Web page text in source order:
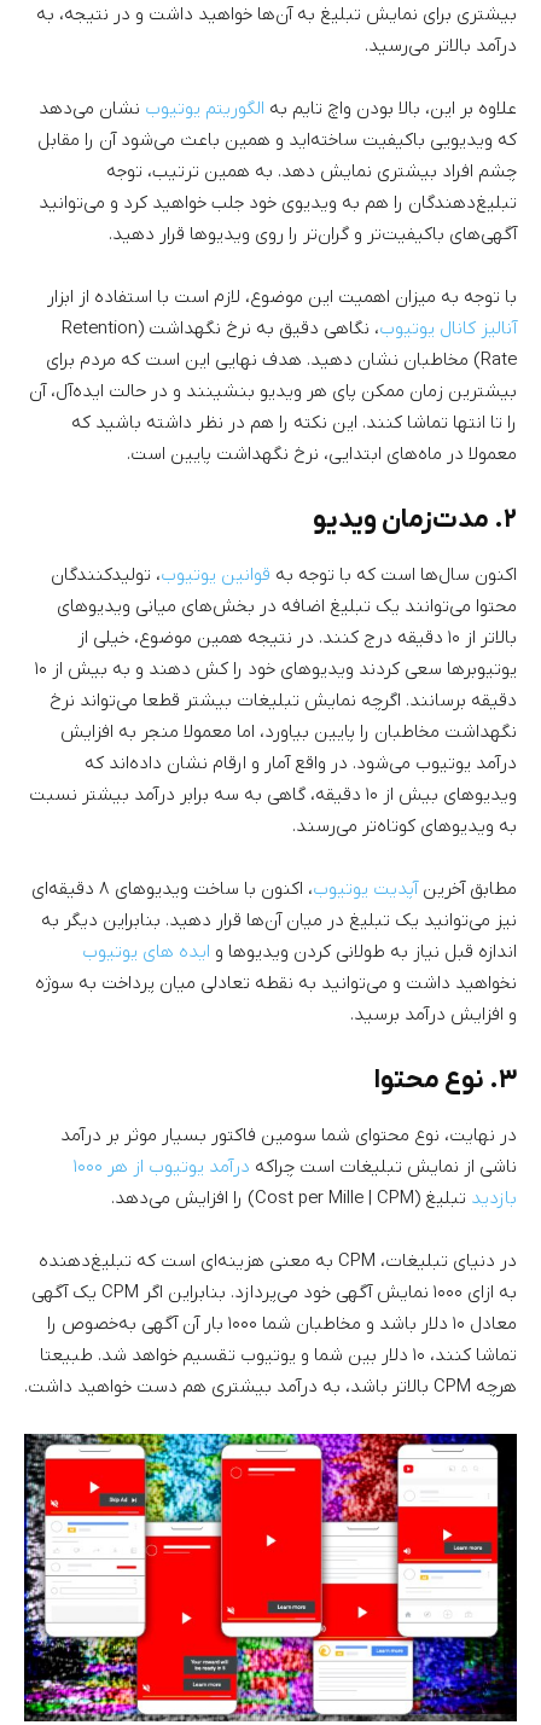
بیشتری برای نمایش تبلیغ به آن‌ها خواهید داشت و در نتیجه، به
درآمد بالاتر می‌رسید.
علاوه بر این، بالا بودن واچ تایم به الگوریتم یوتیوب نشان می‌دهد
که ویدیویی باکیفیت ساخته‌اید و همین باعث می‌شود آن را مقابل
چشم افراد بیشتری نمایش دهد. به همین ترتیب، توجه
تبلیغ‌دهندگان را هم به ویدیوی خود جلب خواهید کرد و می‌توانید
آگهی‌های باکیفیت‌تر و گران‌تر را روی ویدیوها قرار دهید.
با توجه به میزان اهمیت این موضوع،‌ لازم است با استفاده از ابزار
آنالیز کانال یوتیوب
، نگاهی دقیق به نرخ نگهداشت (Retention
Rate) مخاطبان نشان دهید. هدف نهایی این است که مردم برای
بیشترین زمان ممکن پای هر ویدیو بنشینند و در حالت ایده‌آل، آن
را تا انتها تماشا کنند. این نکته را هم در نظر داشته باشید که
معمولا در ماه‌های ابتدایی، نرخ نگهداشت پایین است.
۲. مدت‌زمان ویدیو
اکنون سال‌ها است که با توجه به قوانین یوتیوب، تولیدکنندگان
محتوا می‌توانند یک تبلیغ اضافه در بخش‌های میانی ویدیوهای
بالاتر از ۱۰ دقیقه درج کنند. در نتیجه همین موضوع، خیلی از
یوتیوبرها سعی کردند ویدیوهای خود را کش دهند و به بیش از ۱۰
دقیقه برسانند. اگرچه نمایش تبلیغات بیشتر قطعا می‌تواند نرخ
نگهداشت مخاطبان را پایین بیاورد، اما معمولا منجر به افزایش
درآمد یوتیوب می‌شود. در واقع آمار و ارقام نشان داده‌اند که
ویدیوهای بیش از ۱۰ دقیقه، گاهی به سه برابر درآمد بیشتر نسبت
به ویدیوهای کوتاه‌تر می‌رسند.
مطابق آخرینآپدیت یوتیوب
، اکنون با ساخت ویدیوهای ۸ دقیقه‌ای
نیز می‌توانید یک تبلیغ در میان آن‌ها قرار دهید. بنابراین دیگر به
اندازه قبل نیاز به طولانی کردن ویدیوها و ایده های یوتیوب
نخواهید داشت و می‌توانید به نقطه تعادلی میان پرداخت به سوژه
و افزایش درآمد برسید.
۳. نوع محتوا
در نهایت، نوع محتوای شما سومین فاکتور بسیار موثر بر درآمد
ناشی از نمایش تبلیغات است چراکه
درآمد یوتیوب از هر ۱۰۰۰
بازدید تبلیغ (Cost per Mille | CPM) را افزایش می‌دهد.
در دنیای تبلیغات، CPM به معنی هزینه‌ای است که تبلیغ‌دهنده
به ازای ۱۰۰۰ نمایش آگهی خود می‌پردازد. بنابراین اگر CPM یک آگهی
معادل ۱۰ دلار باشد و مخاطبان شما ۱۰۰۰ بار آن آگهی به‌خصوص را
تماشا کنند، ۱۰ دلار بین شما و یوتیوب تقسیم خواهد شد. طبیعتا
هرچه CPM بالاتر باشد، به درآمد بیشتری هم دست خواهید داشت.